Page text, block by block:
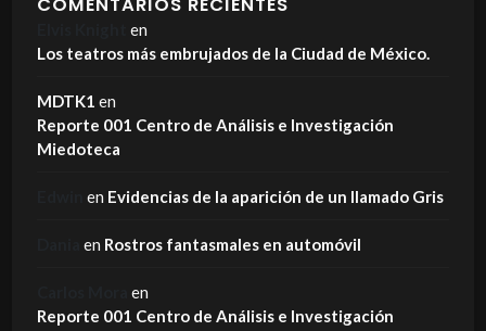
en
Los teatros más embrujados de la Ciudad de México.
MDTK1 en
Reporte 001 Centro de Análisis e Investigación
Miedoteca
en Evidencias de la aparición de un llamado Gris
en Rostros fantasmales en automóvil
en
Reporte 001 Centro de Análisis e Investigación